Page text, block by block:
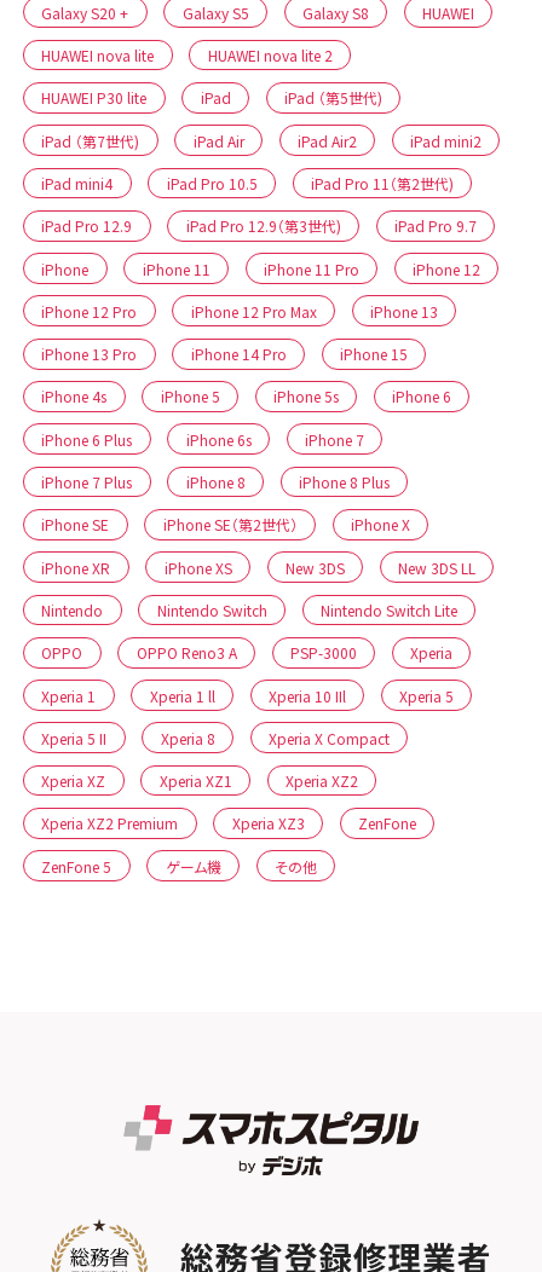
Galaxy S20 + Galaxy S5 Galaxy S8 HUAWEI
HUAWEI nova lite HUAWEI nova lite 2
HUAWEI P30 lite iPad iPad （第5世代)
iPad （第7世代) iPad Air iPad Air2 iPad mini2
iPad mini4 iPad Pro 10.5 iPad Pro 11（第2世代)
iPad Pro 12.9 iPad Pro 12.9（第3世代) iPad Pro 9.7
iPhone iPhone 11 iPhone 11 Pro iPhone 12
iPhone 12 Pro iPhone 12 Pro Max iPhone 13
iPhone 13 Pro iPhone 14 Pro iPhone 15
iPhone 4s iPhone 5 iPhone 5s iPhone 6
iPhone 6 Plus iPhone 6s iPhone 7
iPhone 7 Plus iPhone 8 iPhone 8 Plus
iPhone SE iPhone SE（第2世代） iPhone X
iPhone XR iPhone XS New 3DS New 3DS LL
Nintendo Nintendo Switch Nintendo Switch Lite
OPPO OPPO Reno3 A PSP-3000 Xperia
Xperia 1 Xperia 1 ll Xperia 10 IIl Xperia 5
Xperia 5 II Xperia 8 Xperia X Compact
Xperia XZ Xperia XZ1 Xperia XZ2
Xperia XZ2 Premium Xperia XZ3 ZenFone
ZenFone 5 ゲーム機 その他